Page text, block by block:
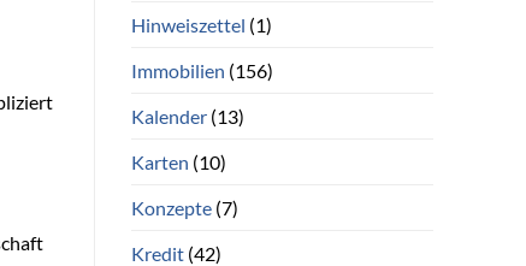
Hinweiszettel (1)
Immobilien (156)
Kalender(13)
Karten (10)
Konzepte(7)
Kredit(42)